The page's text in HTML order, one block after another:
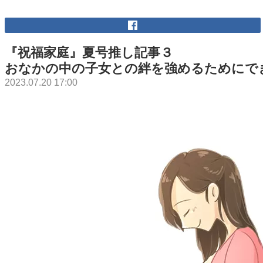
『祝福家庭』夏号推し記事３
おなかの中の子女との絆を強めるためにで
2023.07.20 17:00